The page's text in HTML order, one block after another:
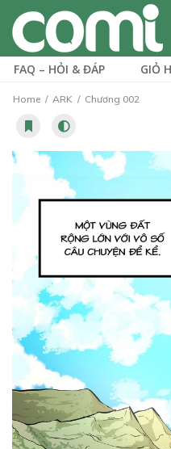
FAQ – HỎI & ĐÁP GIỎ
Home ARK Chương 002